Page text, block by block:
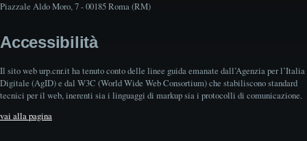
Piazzale Aldo Moro, 7 - 00185 Roma (RM)
Accessibilità
Il sito web urp.cnr.it ha tenuto conto delle linee guida emanate dall’Agenzia per l’Italia
Digitale (AgID) e dal W3C (World Wide Web Consortium) che stabiliscono standard
tecnici per il web, inerenti sia i linguaggi di markup sia i protocolli di comunicazione.
vai alla pagina